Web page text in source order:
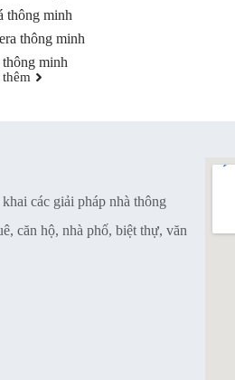
thông minh
thông minh
minh
các giải pháp nhà thông
căn hộ, nhà phố, biệt thự, văn